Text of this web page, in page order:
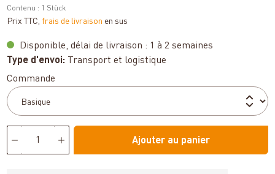
Contenu : 1 Stück
Prix TTC, frais de livraison en sus
Disponible, délai de livraison : 1 à 2 semaines
Type d'envoi: Transport et logistique
Sélectionnez
Commande
Ajouter au panier